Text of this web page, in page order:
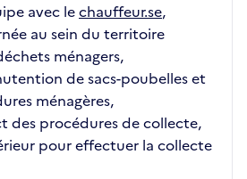
avec lechauffeur.se,
au sein du territoire
ménagers,
de sacs-poubelles et
ménagères,
des procédures de collecte,
pour effectuer la collecte